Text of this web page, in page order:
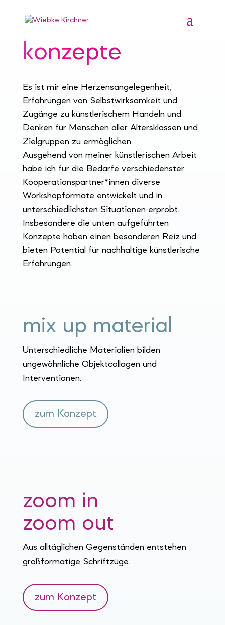
workshop
konzepte
Es ist mir eine Herzensangelegenheit,
Erfahrungen von Selbstwirksamkeit und
Zugänge zu künstlerischem Handeln und
Denken für Menschen aller Altersklassen und
Zielgruppen zu ermöglichen.
Ausgehend von meiner künstlerischen Arbeit
habe ich für die Bedarfe verschiedenster
Kooperationspartner*innen diverse
Workshopformate entwickelt und in
unterschiedlichsten Situationen erprobt.
Insbesondere die unten aufgeführten
Konzepte haben einen besonderen Reiz und
bieten Potential für nachhaltige künstlerische
Erfahrungen.
mix up material
Unterschiedliche Materialien bilden
ungewöhnliche Objektcollagen und
Interventionen.
zum Konzept
zoom in
zoom out
Aus alltäglichen Gegenständen entstehen
großformatige Schriftzüge.
zum Konzept